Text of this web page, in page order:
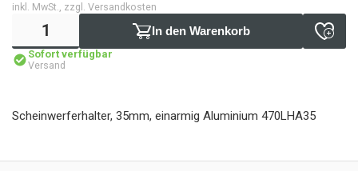
inkl. MwSt., zzgl. Versandkosten
In den Warenkorb
Sofort verfügbar
Versand
Scheinwerferhalter, 35mm, einarmig Aluminium 470LHA35